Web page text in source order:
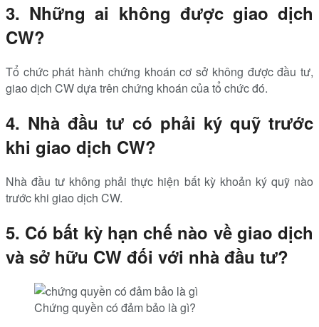
3. Những ai không được giao dịch
CW?
Tổ chức phát hành chứng khoán cơ sở không được đầu tư,
giao dịch CW dựa trên chứng khoán của tổ chức đó.
4. Nhà đầu tư có phải ký quỹ trước
khi giao dịch CW?
Nhà đầu tư không phải thực hiện bất kỳ khoản ký quỹ nào
trước khi giao dịch CW.
5. Có bất kỳ hạn chế nào về giao dịch
và sở hữu CW đối với nhà đầu tư?
Chứng quyền có đảm bảo là gì?